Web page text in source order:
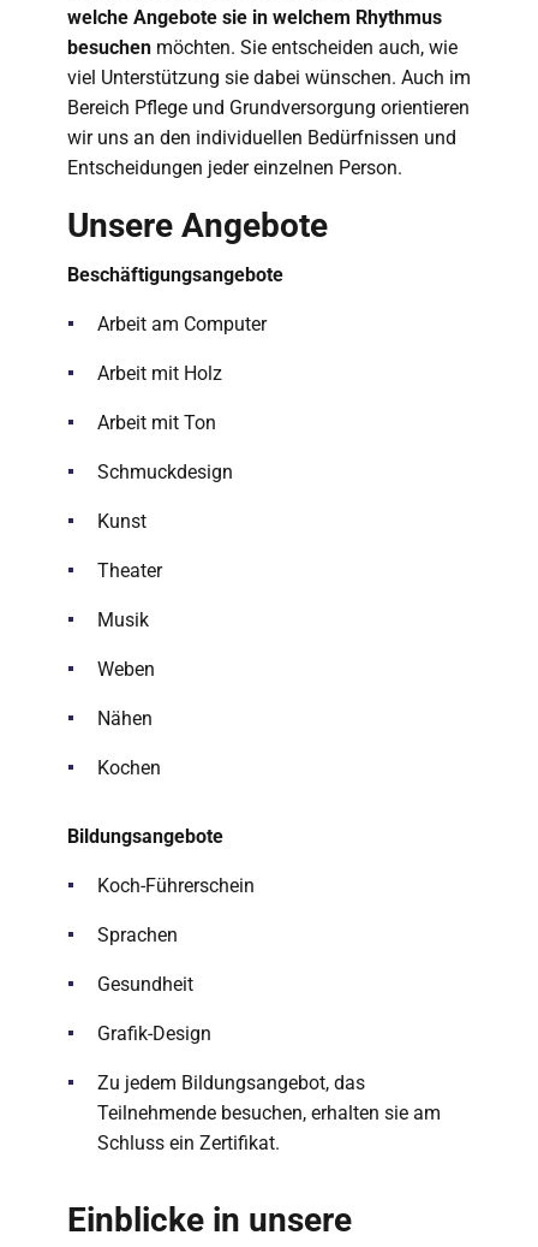
welche Angebote sie in welchem Rhythmus
besuchen möchten. Sie entscheiden auch, wie
viel Unterstützung sie dabei wünschen. Auch im
Bereich Pflege und Grundversorgung orientieren
wir uns an den individuellen Bedürfnissen und
Entscheidungen jeder einzelnen Person.
Unsere Angebote
Beschäftigungsangebote
Arbeit am Computer
Arbeit mit Holz
Arbeit mit Ton
Schmuckdesign
Kunst
Theater
Musik
Weben
Nähen
Kochen
Bildungsangebote
Koch-Führerschein
Sprachen
Gesundheit
Grafik-Design
Zu jedem Bildungsangebot, das
Teilnehmende besuchen, erhalten sie am
Schluss ein Zertifikat.
Einblicke in unsere